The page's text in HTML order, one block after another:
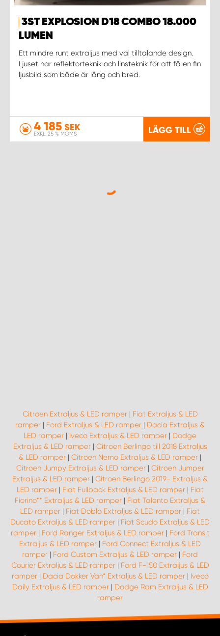
3ST EXPLOSION D18 COMBO 18.000
LUMEN
Ett mindre runt extraljus med väl tilltalande design.
Ljuset har reflektorteknik och linsteknik för att få en fin
ljusbild som både är lång och bred.
4 185 SEK
EXKL. 25 % MOMS LÄGG TILL
Citroen Extraljus & LED ramper| Fiat Extraljus & LED
ramper | Ford Extraljus & LED ramper | Dacia Extraljus &
LED ramper | Iveco Extraljus & LED ramper | Dodge
Extraljus & LED ramper| Citroen Berlingo till 2018 Extraljus
& LED ramper | Citroen Nemo Extraljus & LED ramper |
Citroen Jumpy Extraljus & LED ramper| Citroen Jumper
Extraljus & LED ramper | Citroen Berlingo 2019- Extraljus &
LED ramper| Fiat Fullback Extraljus & LED ramper| Fiat
Fiorino** Extraljus & LED ramper | Fiat Talento Extraljus &
LED ramper | Fiat Doblo Extraljus & LED ramper | Fiat
Ducato Extraljus & LED ramper | Fiat Scudo Extraljus & LED
ramper| Ford Ranger Extraljus & LED ramper| Ford Transit
Extraljus & LED ramper | Ford Connect Extraljus & LED
ramper | Ford Custom Extraljus & LED ramper | Ford
Courier Extraljus & LED ramper| Ford F-150 Extraljus & LED
ramper| Dacia Dokker Van* Extraljus & LED ramper| Iveco
Daily Extraljus & LED ramper| Dodge Ram Extraljus & LED
ramper